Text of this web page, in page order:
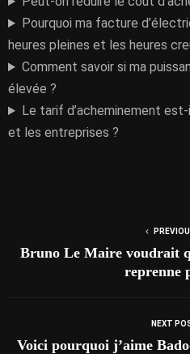
Pourquoi ma facture
heures pleines et les heures
Comment savoir si ma
élevée ?
Le tarif d’acheminement
et les entreprises ?
Bruno Le Maire voudrait
reprenne
NEXT
Voici pourquoi j’aime